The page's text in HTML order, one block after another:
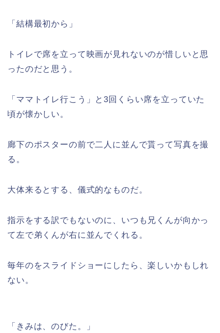
「結構最初から」
トイレで席を立って映画が見れないのが惜しいと思
ったのだと思う。
「ママトイレ行こう」と3回くらい席を立っていた
頃が懐かしい。
廊下のポスターの前で二人に並んで貰って写真を撮
る。
大体来るとする、儀式的なものだ。
指示をする訳でもないのに、いつも兄くんが向かっ
て左で弟くんが右に並んでくれる。
毎年のをスライドショーにしたら、楽しいかもしれ
ない。
「きみは、のびた。」